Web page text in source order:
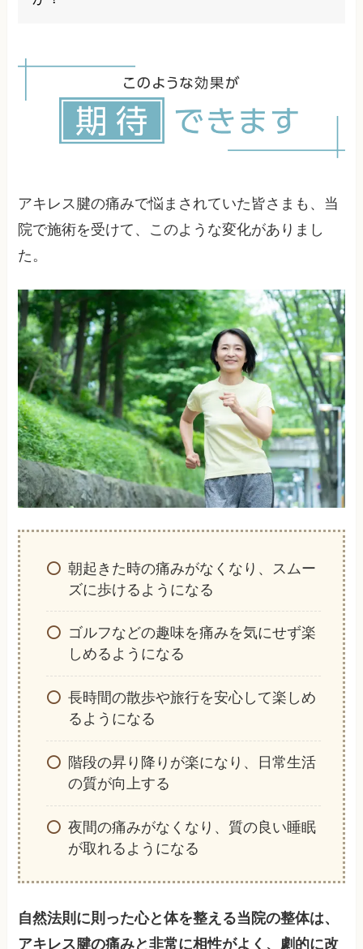
ことをお勧めします。
を怠ると再発のリスクがあります。運動前の準備
運動や適切な靴選び、定期的なストレッチが予防
に重要です。
アキレス腱の痛みで悩まされていた皆さまも、当
院で施術を受けて、このような変化がありまし
た。
朝起きた時の痛みがなくなり、スムー
ズに歩けるようになる
ゴルフなどの趣味を痛みを気にせず楽
しめるようになる
長時間の散歩や旅行を安心して楽しめ
るようになる
階段の昇り降りが楽になり、日常生活
の質が向上する
夜間の痛みがなくなり、質の良い睡眠
が取れるようになる
自然法則に則った心と体を整える当院の整体は、
アキレス腱の痛みと非常に相性がよく、劇的に改